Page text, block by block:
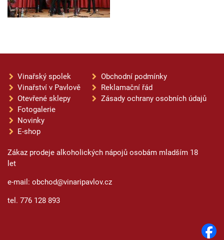
Vinařský spolek
Vinařství v Pavlově
Otevřené sklepy
Fotogalerie
Novinky
E-shop
Obchodní podmínky
Reklamační řád
Zásady ochrany osobních údajů
Zákaz prodeje alkoholických nápojů osobám mladším 18
let
e-mail: obchod@vinaripavlov.cz
tel. 776 128 893